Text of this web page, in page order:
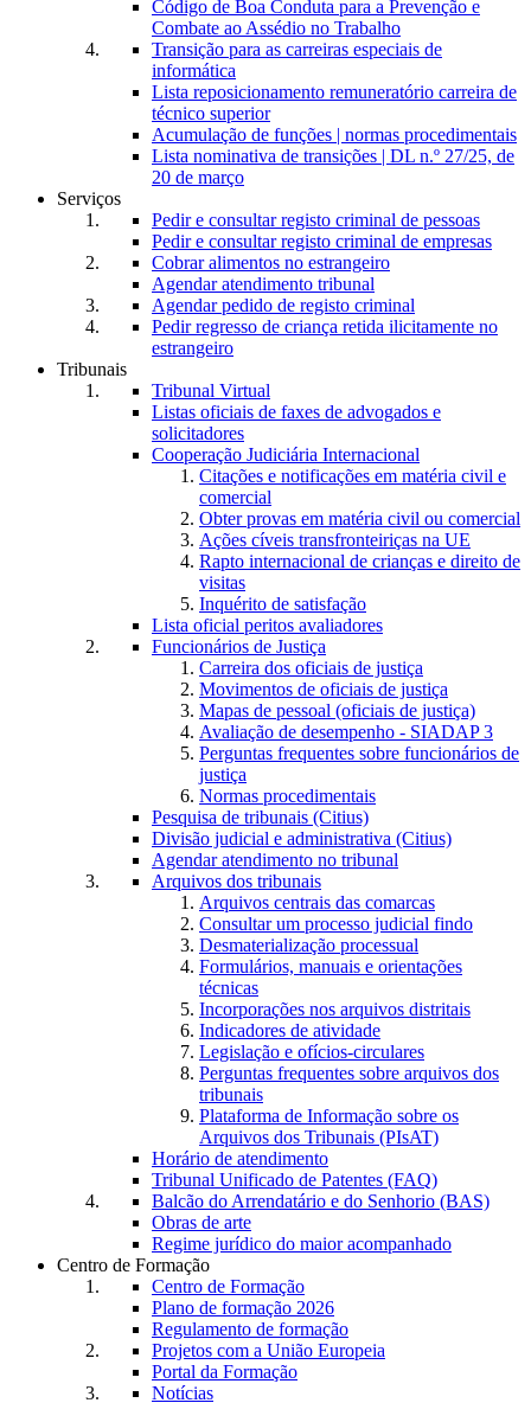
Código de Boa Conduta para a Prevenção e
Combate ao Assédio no Trabalho
Transição para as carreiras especiais de
informática
Lista reposicionamento remuneratório carreira de
técnico superior
Acumulação de funções | normas procedimentais
Lista nominativa de transições | DL n.º 27/25, de
20 de março
Serviços
Pedir e consultar registo criminal de pessoas
Pedir e consultar registo criminal de empresas
Cobrar alimentos no estrangeiro
Agendar atendimento tribunal
Agendar pedido de registo criminal
Pedir regresso de criança retida ilicitamente no
estrangeiro
Tribunais
Tribunal Virtual
Listas oficiais de faxes de advogados e
solicitadores
Cooperação Judiciária Internacional
Citações e notificações em matéria civil e
comercial
Obter provas em matéria civil ou comercial
Ações cíveis transfronteiriças na UE
Rapto internacional de crianças e direito de
visitas
Inquérito de satisfação
Lista oficial peritos avaliadores
Funcionários de Justiça
Carreira dos oficiais de justiça
Movimentos de oficiais de justiça
Mapas de pessoal (oficiais de justiça)
Avaliação de desempenho - SIADAP 3
Perguntas frequentes sobre funcionários de
justiça
Normas procedimentais
Pesquisa de tribunais (Citius)
Divisão judicial e administrativa (Citius)
Agendar atendimento no tribunal
Arquivos dos tribunais
Arquivos centrais das comarcas
Consultar um processo judicial findo
Desmaterialização processual
Formulários, manuais e orientações
técnicas
Incorporações nos arquivos distritais
Indicadores de atividade
Legislação e ofícios-circulares
Perguntas frequentes sobre arquivos dos
tribunais
Plataforma de Informação sobre os
Arquivos dos Tribunais (PIsAT)
Horário de atendimento
Tribunal Unificado de Patentes (FAQ)
Balcão do Arrendatário e do Senhorio (BAS)
Obras de arte
Regime jurídico do maior acompanhado
Centro de Formação
Centro de Formação
Plano de formação 2026
Regulamento de formação
Projetos com a União Europeia
Portal da Formação
Notícias